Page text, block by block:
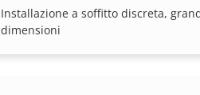
Installazione a soffitto discreta,
dimensioni
MOSTRA